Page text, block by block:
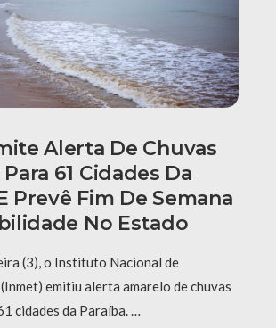
Alerta De Chuvas
61 Cidades Da
Prevê Fim De Semana
No Estado
(3), o Instituto Nacional de
emitiu alerta amarelo de chuvas
cidades da Paraíba. …